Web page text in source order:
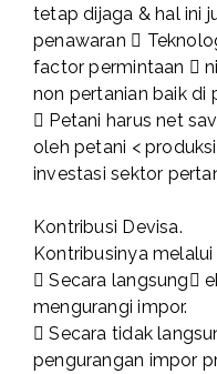
tetap dijaga & hal ini
penawaran 
factor permintaan 
non pertanian baik di
 Petani harus net
oleh petani <
investasi sektor
Kontribusi Devisa.
Kontribusinya melalui
 Secara langsung
mengurangi impor.
 Secara tidak
pengurangan impor